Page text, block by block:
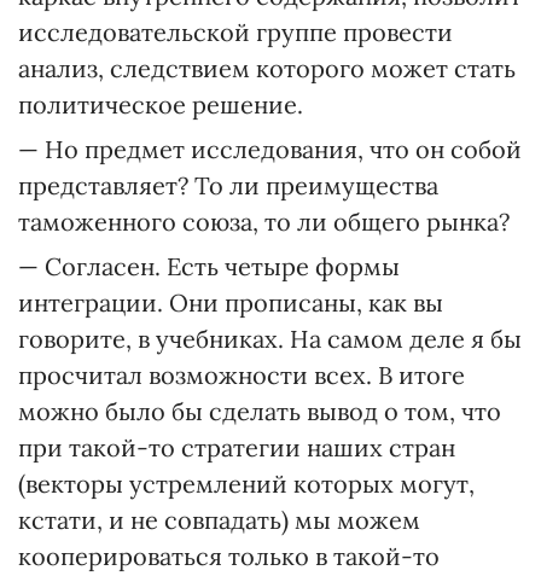
исследовательской группе провести
анализ, следствием которого может стать
политическое решение.
— Но предмет исследования, что он собой
представляет? То ли преимущества
таможенного союза, то ли общего рынка?
— Согласен. Есть четыре формы
интеграции. Они прописаны, как вы
говорите, в учебниках. На самом деле я бы
просчитал возможности всех. В итоге
можно было бы сделать вывод о том, что
при такой-то стратегии наших стран
(векторы устремлений которых могут,
кстати, и не совпадать) мы можем
кооперироваться только в такой-то